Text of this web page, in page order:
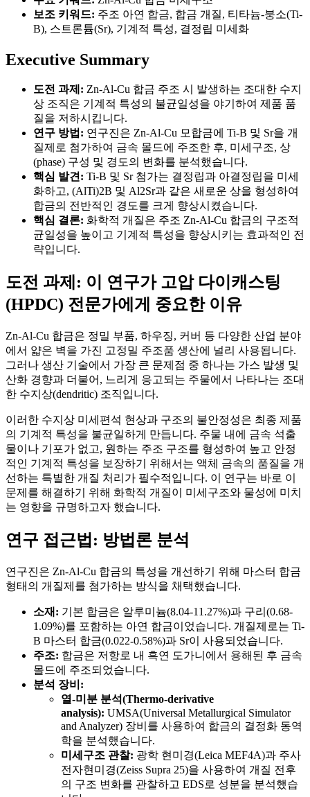
보조 키워드: 주조 아연 합금, 합금 개질, 티타늄-붕소(Ti-
B), 스트론튬(Sr), 기계적 특성, 결정립 미세화
Executive Summary
도전 과제: Zn-Al-Cu 합금 주조 시 발생하는 조대한 수지
상 조직은 기계적 특성의 불균일성을 야기하여 제품 품
질을 저하시킵니다.
연구 방법: 연구진은 Zn-Al-Cu 모합금에 Ti-B 및 Sr을 개
질제로 첨가하여 금속 몰드에 주조한 후, 미세구조, 상
(phase) 구성 및 경도의 변화를 분석했습니다.
핵심 발견: Ti-B 및 Sr 첨가는 결정립과 아결정립을 미세
화하고, (AlTi)2B 및 Al2Sr과 같은 새로운 상을 형성하여
합금의 전반적인 경도를 크게 향상시켰습니다.
핵심 결론: 화학적 개질은 주조 Zn-Al-Cu 합금의 구조적
균일성을 높이고 기계적 특성을 향상시키는 효과적인 전
략입니다.
도전 과제: 이 연구가 고압 다이캐스팅
(HPDC) 전문가에게 중요한 이유
Zn-Al-Cu 합금은 정밀 부품, 하우징, 커버 등 다양한 산업 분야
에서 얇은 벽을 가진 고정밀 주조품 생산에 널리 사용됩니다.
그러나 생산 기술에서 가장 큰 문제점 중 하나는 가스 발생 및
산화 경향과 더불어, 느리게 응고되는 주물에서 나타나는 조대
한 수지상(dendritic) 조직입니다.
이러한 수지상 미세편석 현상과 구조의 불안정성은 최종 제품
의 기계적 특성을 불균일하게 만듭니다. 주물 내에 금속 석출
물이나 기포가 없고, 원하는 주조 구조를 형성하여 높고 안정
적인 기계적 특성을 보장하기 위해서는 액체 금속의 품질을 개
선하는 특별한 개질 처리가 필수적입니다. 이 연구는 바로 이
문제를 해결하기 위해 화학적 개질이 미세구조와 물성에 미치
는 영향을 규명하고자 했습니다.
연구 접근법: 방법론 분석
연구진은 Zn-Al-Cu 합금의 특성을 개선하기 위해 마스터 합금
형태의 개질제를 첨가하는 방식을 채택했습니다.
소재: 기본 합금은 알루미늄(8.04-11.27%)과 구리(0.68-
1.09%)를 포함하는 아연 합금이었습니다. 개질제로는 Ti-
B 마스터 합금(0.022-0.58%)과 Sr이 사용되었습니다.
주조: 합금은 저항로 내 흑연 도가니에서 용해된 후 금속
몰드에 주조되었습니다.
분석 장비:
열-미분 분석(Thermo-derivative
analysis): UMSA(Universal Metallurgical Simulator
and Analyzer) 장비를 사용하여 합금의 결정화 동역
학을 분석했습니다.
미세구조 관찰: 광학 현미경(Leica MEF4A)과 주사
전자현미경(Zeiss Supra 25)을 사용하여 개질 전후
의 구조 변화를 관찰하고 EDS로 성분을 분석했습